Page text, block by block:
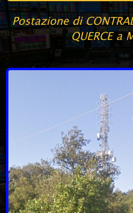
Postazione di
QUERCE a